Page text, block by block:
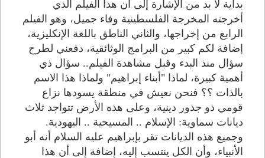
بداية لا بد من الإشارة إلى أن هذا الفيلم الذي
أخرجته المخرجة الفلسطينية وفاء جميل، وهو الفيلم
الرابع من إخراجها، والثاني الناطق باللغة الإنكليزية،
إضافة لكم كبير من البرامج الوثائقية، دفعني لطرح
سؤال منذ البدء وقبل مشاهدة الفيلم.. سؤال ذي
أهمية كبيرة، لماذا "أبناء إبراهيم" ولماذا هذا الاسم
بالذات ؟؟ فنحن نعيش في منطقة يسودها نزاع
قومي ذو جذور دينية، وعلى هذه الأرض تتواجد ثلاث
ديانات سماوية: الإسلام .. المسيحية .. اليهودية.
وجميع هذه الديانات تقر بإبراهيم عليه السلام أنه أبو
الأنبياء، وأن الكل ينتسب إليه، إضافة إلى أن هذا